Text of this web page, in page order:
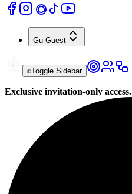
Gu Guest
Toggle Sidebar
Exclusive invitation-only access.